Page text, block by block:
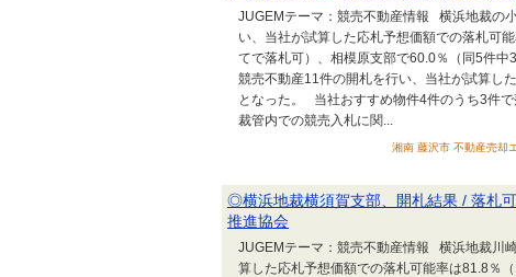
JUGEMテーマ：競売不動産情報 横浜地裁の
い、当社が試算した応札予想価額での落札可
てで落札可）、相模原支部で60.0％（同5件中
競売不動産11件の開札を行い、当社が試算し
となった。 当社おすすめ物件4件のうち3件
裁管内での競売入札に関...
湘南 藤沢市 不動産売却
◎横浜地裁横須賀支部、開札結果 / 落札
推進協会
JUGEMテーマ：競売不動産情報 横浜地裁川
算した応札予想価額での落札可能率は81.8％